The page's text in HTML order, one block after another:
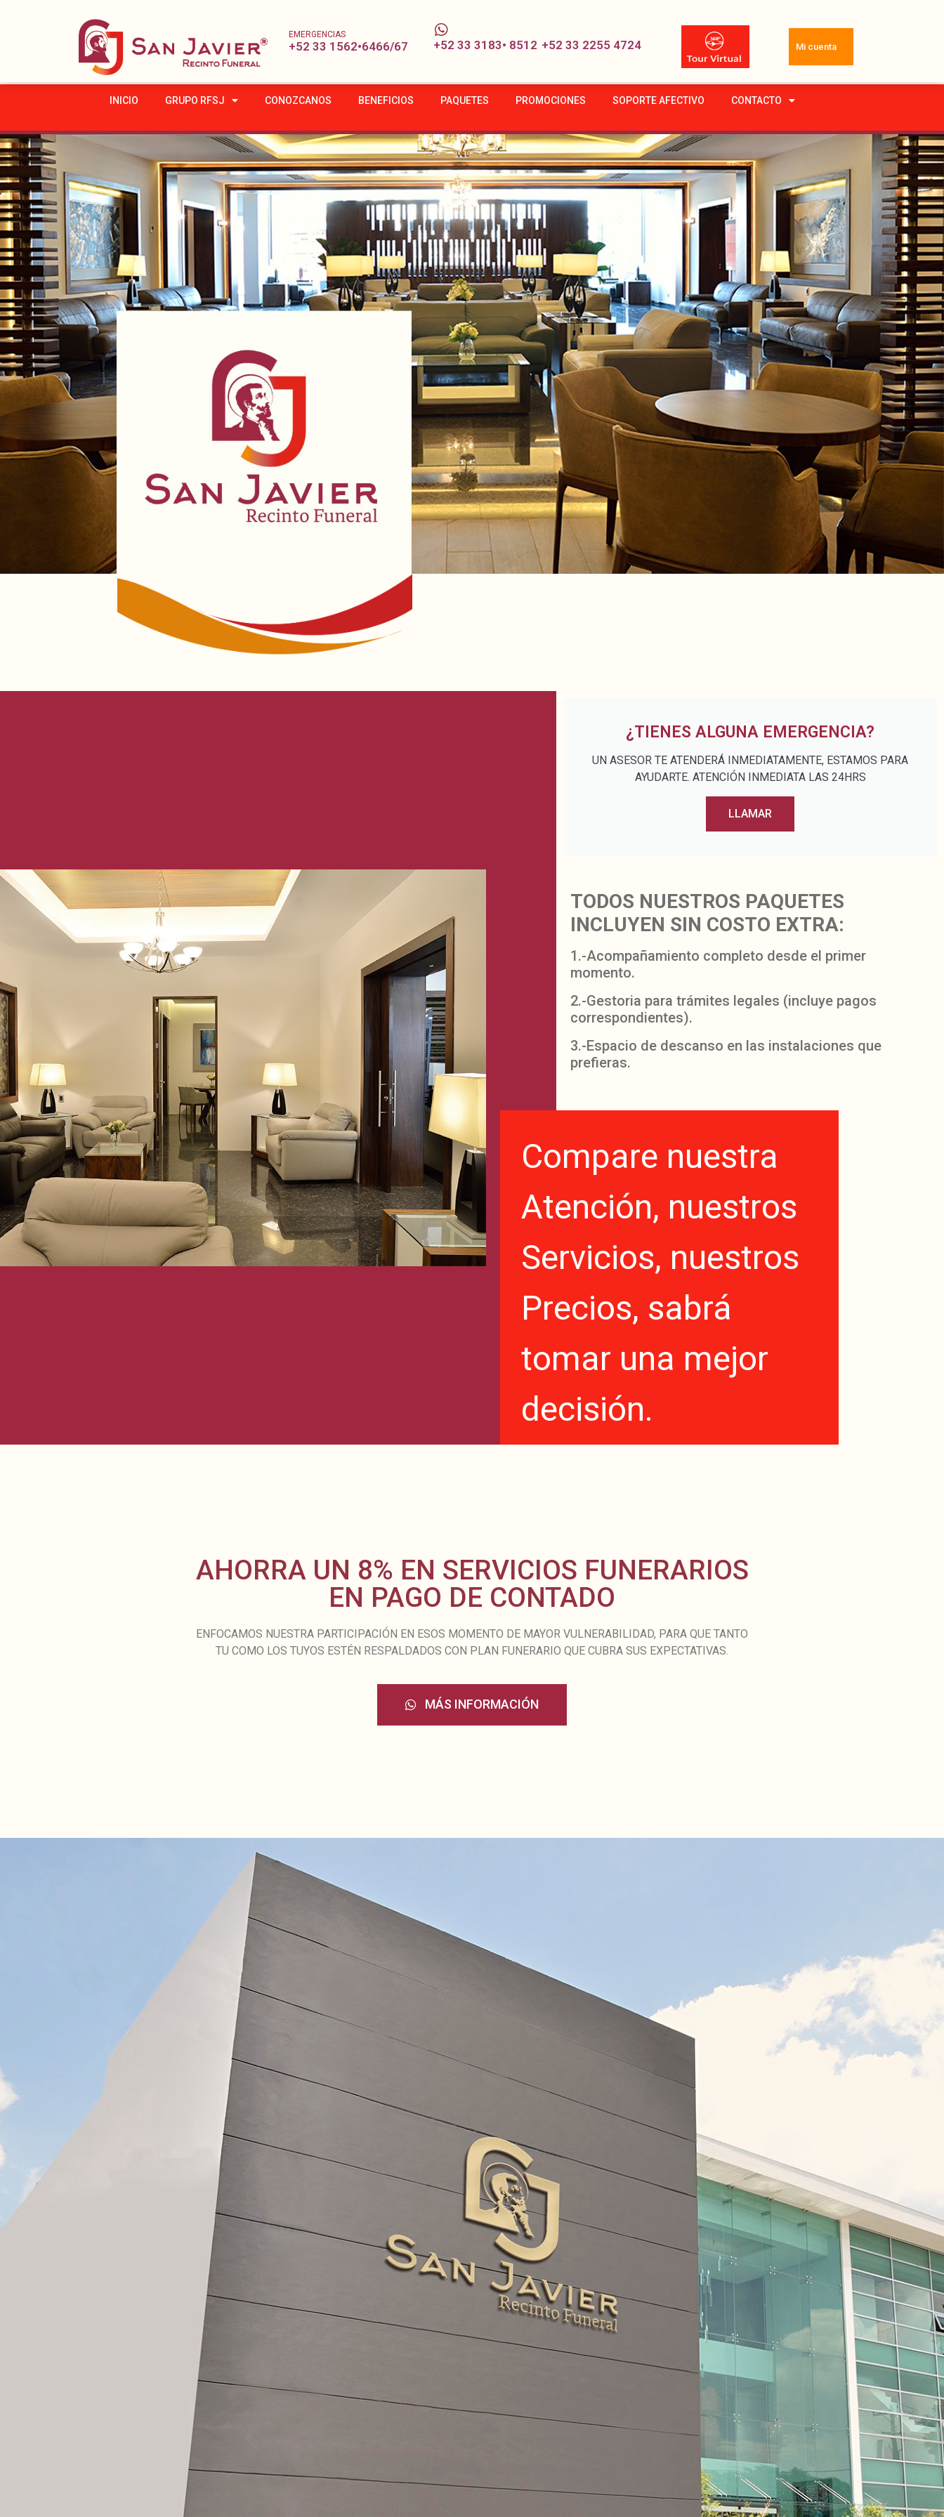
EMERGENCIAS
+52 33 1562•6466/67 +52 33 3183• 8512 +52 33 2255 4724 Mi cuenta
INICIO GRUPO RFSJ CONOZCANOS BENEFICIOS PAQUETES PROMOCIONES SOPORTE AFECTIVO CONTACTO
¿TIENES ALGUNA EMERGENCIA?
UN ASESOR TE ATENDERÁ INMEDIATAMENTE, ESTAMOS PARA
AYUDARTE. ATENCIÓN INMEDIATA LAS 24HRS
LLAMAR
TODOS NUESTROS PAQUETES
INCLUYEN SIN COSTO EXTRA:
1.-Acompañamiento completo desde el primer
momento.
2.-Gestoria para trámites legales (incluye pagos
correspondientes).
3.-Espacio de descanso en las instalaciones que
prefieras.
Compare nuestra
Atención, nuestros
Servicios, nuestros
Precios, sabrá
tomar una mejor
decisión.
AHORRA UN 8% EN SERVICIOS FUNERARIOS
EN PAGO DE CONTADO
ENFOCAMOS NUESTRA PARTICIPACIÓN EN ESOS MOMENTO DE MAYOR VULNERABILIDAD, PARA QUE TANTO
TU COMO LOS TUYOS ESTÉN RESPALDADOS CON PLAN FUNERARIO QUE CUBRA SUS EXPECTATIVAS.
MÁS INFORMACIÓN